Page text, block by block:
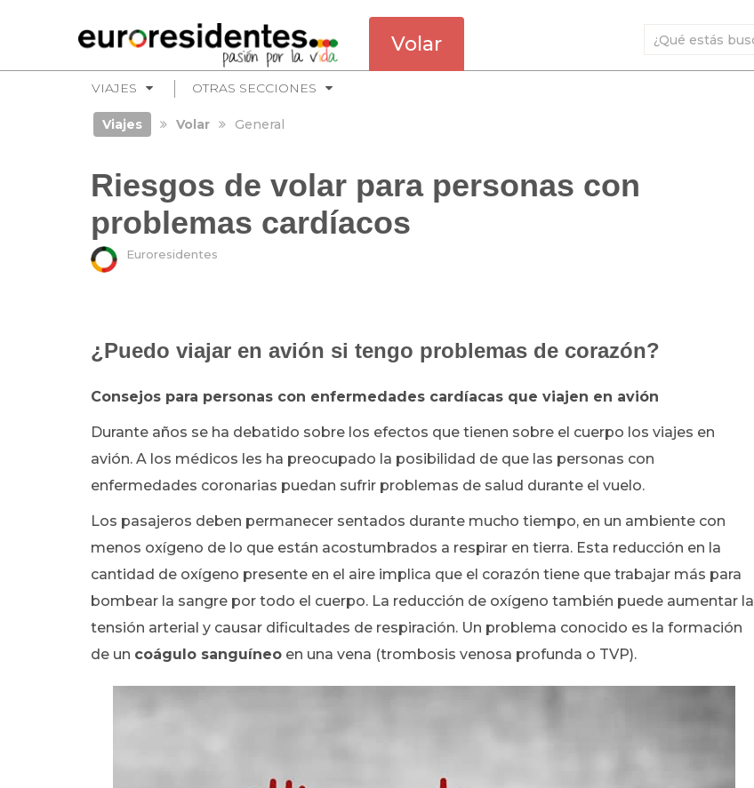
Volar
VIAJES OTRAS SECCIONES
Viajes Volar General
Riesgos de volar para personas con
problemas cardíacos
Euroresidentes
¿Puedo viajar en avión si tengo problemas de corazón?
Consejos para personas con enfermedades cardíacas que viajen en avión
Durante años se ha debatido sobre los efectos que tienen sobre el cuerpo los viajes en
avión. A los médicos les ha preocupado la posibilidad de que las personas con
enfermedades coronarias puedan sufrir problemas de salud durante el vuelo.
Los pasajeros deben permanecer sentados durante mucho tiempo, en un ambiente con
menos oxígeno de lo que están acostumbrados a respirar en tierra. Esta reducción en la
cantidad de oxígeno presente en el aire implica que el corazón tiene que trabajar más para
bombear la sangre por todo el cuerpo. La reducción de oxígeno también puede aumentar la
tensión arterial y causar dificultades de respiración. Un problema conocido es la formación
de un coágulo sanguíneo en una vena (trombosis venosa profunda o TVP).